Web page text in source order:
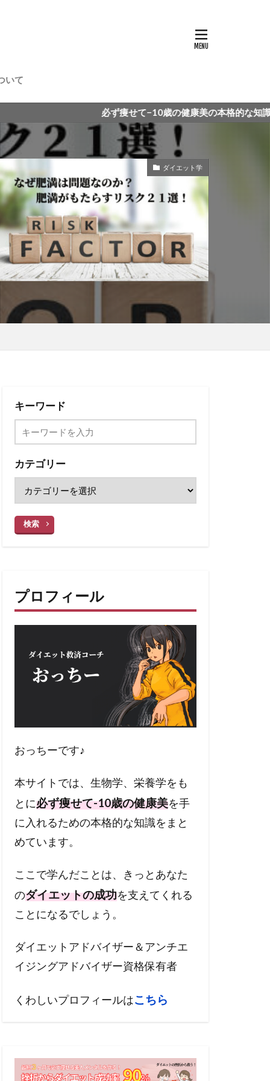
いて
必ず痩せて−10歳の健康美の本格的な知識を手に入れる！
ダイエット学
キーワード
カテゴリー
検索
プロフィール
おっちーです♪
本サイトでは、生物学、栄養学をも
とに必ず痩せて-10歳の健康美を手
に入れるための本格的な知識をまと
めています。
ここで学んだことは、きっとあなた
のダイエットの成功を支えてくれる
ことになるでしょう。
ダイエットアドバイザー＆アンチエ
イジングアドバイザー資格保有者
くわしいプロフィールはこちら